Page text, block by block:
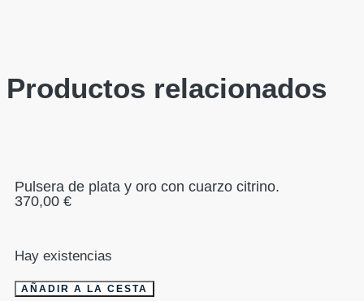
Productos relacionados
Pulsera de plata y oro con cuarzo citrino.
370,00 €
Hay existencias
AÑADIR A LA CESTA